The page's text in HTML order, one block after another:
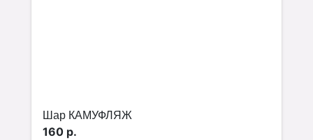
Шар КАМУФЛЯЖ
160 р.